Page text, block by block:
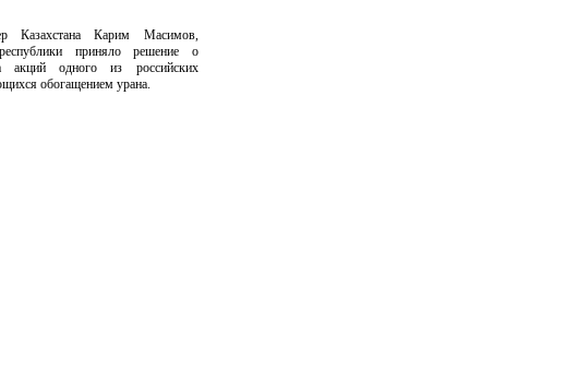
Казахстана Карим Масимов,
приняло решение о
акций одного из российских
обогащением урана.